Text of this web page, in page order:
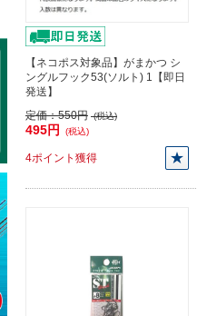
【ネコポス対象品】がまかつ シ
ングルフック53(ソルト) 1【即日
発送】
定価：550円 (税込)
495円 (税込)
4ポイント獲得